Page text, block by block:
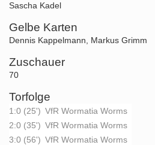
Sascha Kadel
Gelbe Karten
Dennis Kappelmann Markus Grimm
Zuschauer
70
Torfolge
1:0 (25') VfR Wormatia Worms
2:0 (35') VfR Wormatia Worms
3:0 (56') VfR Wormatia Worms